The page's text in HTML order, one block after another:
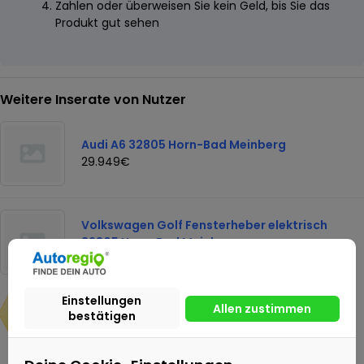
Zahlen oder überweisen Sie kein Geld, bis Sie das
Produkt gut sehen
Weitere Inserate von Nutzer
Audi A6 32805 Horn-Bad Meinberg
29.949€
Volkswagen Golf Fensterheber elektrisch
32805 Horn-Bad Meinberg
28.949€
29.939€